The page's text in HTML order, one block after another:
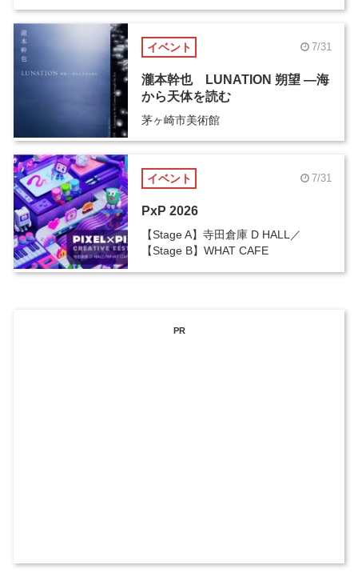
イベント 7/31
瀧本幹也 LUNATION 朔望 ―海
から天体を読む
茅ヶ崎市美術館
イベント 7/31
PxP 2026
【Stage A】寺田倉庫 D HALL／
【Stage B】WHAT CAFE
PR